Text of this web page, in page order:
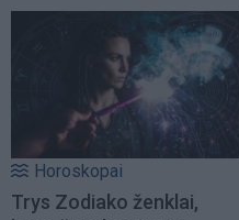
Horoskopai
Trys Zodiako ženklai,